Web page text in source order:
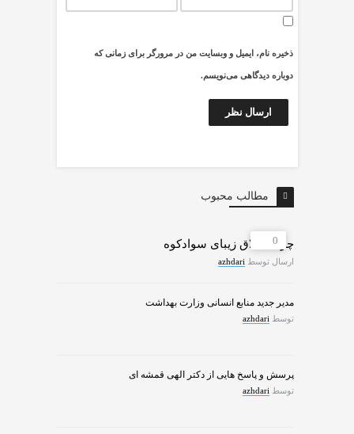
ذخیره نام، ایمیل و وبسایت من در مرورگر برای زمانی که
دوباره دیدگاهی می‌نویسم.
مطالب محبوب
0
چرات ییلاق زیبای سوادکوه
ارسال توسط azhdari
مدیر جدید منابع انسانی وزارت بهداشت
توسط azhdari
پرسش و پاسخ هایی از دکتر الهی قمشه ای
توسط azhdari